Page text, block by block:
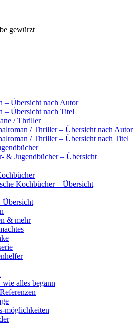
gewürzt
– Übersicht nach Autor
– Übersicht nach Titel
/ Thriller
/ Thriller – Übersicht nach Autor
/ Thriller – Übersicht nach Titel
& Jugendbücher – Übersicht
Kochbücher – Übersicht
Übersicht
& mehr
wie alles begann
möglichkeiten